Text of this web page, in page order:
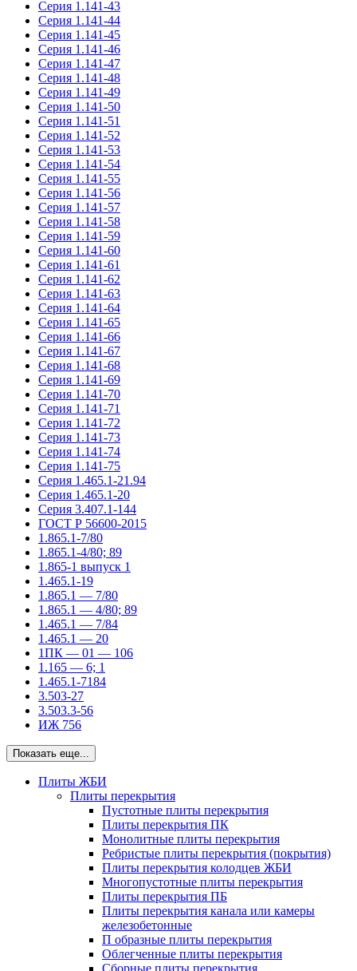
Серия 1.141-43
Серия 1.141-44
Серия 1.141-45
Серия 1.141-46
Серия 1.141-47
Серия 1.141-48
Серия 1.141-49
Серия 1.141-50
Серия 1.141-51
Серия 1.141-52
Серия 1.141-53
Серия 1.141-54
Серия 1.141-55
Серия 1.141-56
Серия 1.141-57
Серия 1.141-58
Серия 1.141-59
Серия 1.141-60
Серия 1.141-61
Серия 1.141-62
Серия 1.141-63
Серия 1.141-64
Серия 1.141-65
Серия 1.141-66
Серия 1.141-67
Серия 1.141-68
Серия 1.141-69
Серия 1.141-70
Серия 1.141-71
Серия 1.141-72
Серия 1.141-73
Серия 1.141-74
Серия 1.141-75
Серия 1.465.1-21.94
Серия 1.465.1-20
Серия 3.407.1-144
ГОСТ Р 56600-2015
1.865.1-7/80
1.865.1-4/80; 89
1.865-1 выпуск 1
1.465.1-19
1.865.1 — 7/80
1.865.1 — 4/80; 89
1.465.1 — 7/84
1.465.1 — 20
1ПК — 01 — 106
1.165 — 6; 1
1.465.1-7184
3.503-27
3.503.3-56
ИЖ 756
Показать еще...
Плиты ЖБИ
Плиты перекрытия
Пустотные плиты перекрытия
Плиты перекрытия ПК
Монолитные плиты перекрытия
Ребристые плиты перекрытия (покрытия)
Плиты перекрытия колодцев ЖБИ
Многопустотные плиты перекрытия
Плиты перекрытия ПБ
Плиты перекрытия канала или камеры
железобетонные
П образные плиты перекрытия
Облегченные плиты перекрытия
Сборные плиты перекрытия